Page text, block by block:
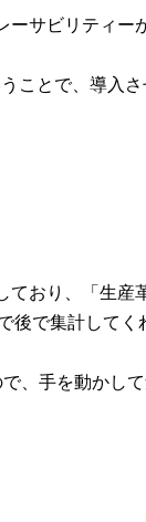
ーサビリティー
ことで、導入
ており、「生産
後で集計してく
、手を動かし